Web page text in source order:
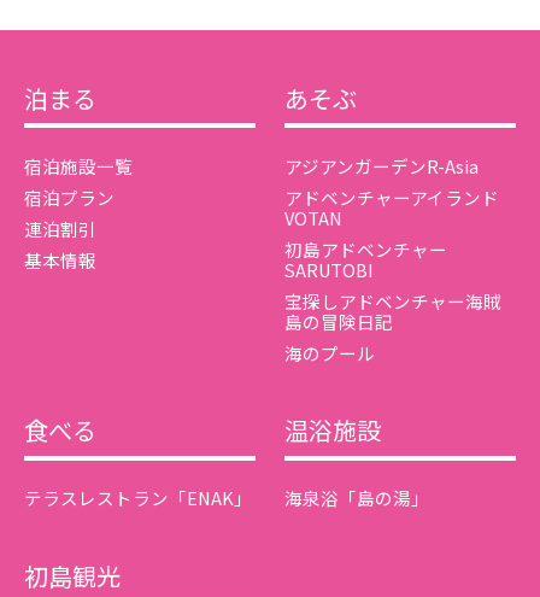
泊まる
宿泊施設一覧
宿泊プラン
連泊割引
基本情報
あそぶ
アジアンガーデンR-Asia
アドベンチャーアイランド
VOTAN
初島アドベンチャー
SARUTOBI
宝探しアドベンチャー海賊
島の冒険日記
海のプール
食べる
テラスレストラン「ENAK」
温浴施設
海泉浴「島の湯」
初島観光